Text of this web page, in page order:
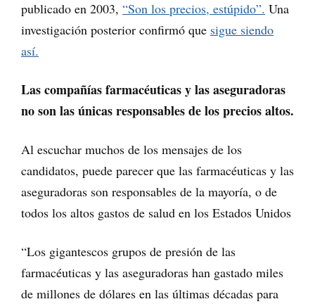
publicado en 2003, “Son los precios, estúpido”. Una
investigación posterior confirmó que sigue siendo
así.
Las compañías farmacéuticas y las aseguradoras
no son las únicas responsables de los precios altos.
Al escuchar muchos de los mensajes de los
candidatos, puede parecer que las farmacéuticas y las
aseguradoras son responsables de la mayoría, o de
todos los altos gastos de salud en los Estados Unidos
“Los gigantescos grupos de presión de las
farmacéuticas y las aseguradoras han gastado miles
de millones de dólares en las últimas décadas para